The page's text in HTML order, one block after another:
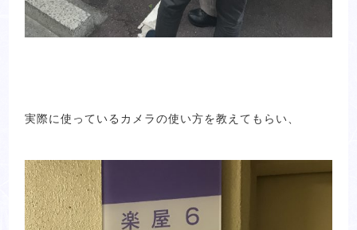
実際に使っているカメラの使い方を教えてもらい、